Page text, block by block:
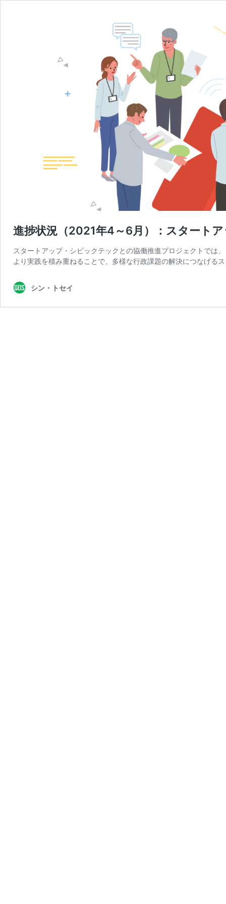
進捗状況（2021年4～6月）：スタート
スタートアップ・シビックテックとの協働推進プロジェクトでは
より実践を積み重ねることで、多様な行政課題の解決につなげる
シン・トセイ